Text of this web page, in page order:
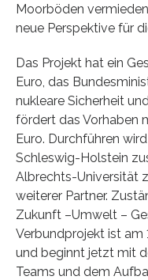
Moorböden
neue Perspektive für
Das Projekt hat ein
Euro, das
nukleare Sicherheit
fördert das Vorhaben
Euro. Durchführen
Schleswig-Holstein
Albrechts-Universität
weiterer Partner.
Zukunft –Umwelt –
Verbundprojekt ist am
und beginnt jetzt mit
Teams und dem